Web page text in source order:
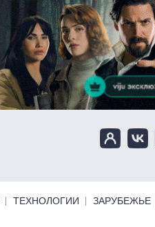
ТЕХНОЛОГИИ ЗАРУБЕЖЬЕ